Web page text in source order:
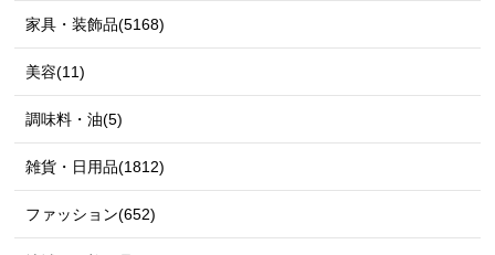
家具・装飾品(5168)
美容(11)
調味料・油(5)
雑貨・日用品(1812)
ファッション(652)